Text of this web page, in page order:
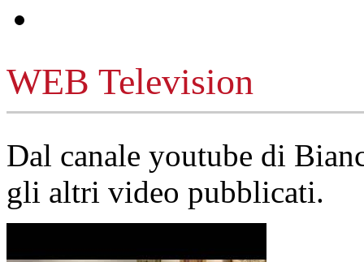
WEB Television
Dal canale youtube di
gli altri video pubblicati.